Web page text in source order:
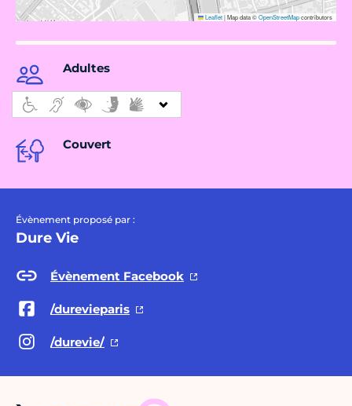
Leaflet|Map data ©OpenStreetMapcontributors
Adultes
Couvert
Évènement proposé par :
Dure Vie
Évènement Facebook
/durevieparis
/durevie/